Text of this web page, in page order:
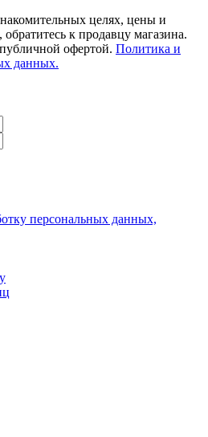
целях, цены и
к продавцу магазина.
офертой. Политика и
данных.
персональных данных,